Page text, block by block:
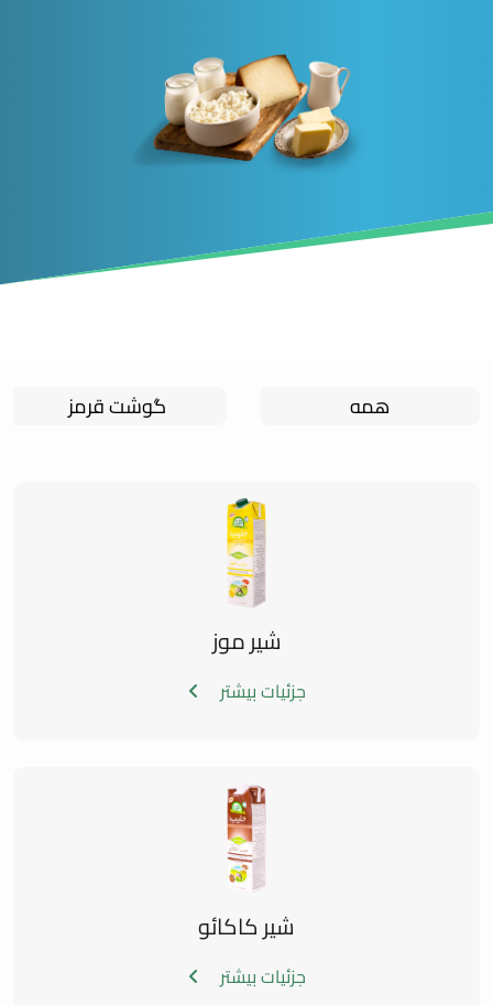
همه گوشت قرمز
شیر موز
جزئیات بیشتر
شیر کاکائو
جزئیات بیشتر